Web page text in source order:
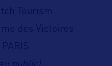
Tourism
des Victoires
PARIS